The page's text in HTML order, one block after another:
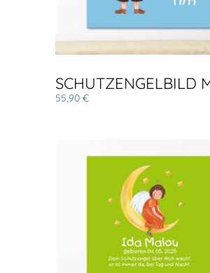
SCHUTZENGELBILD
55,90 €